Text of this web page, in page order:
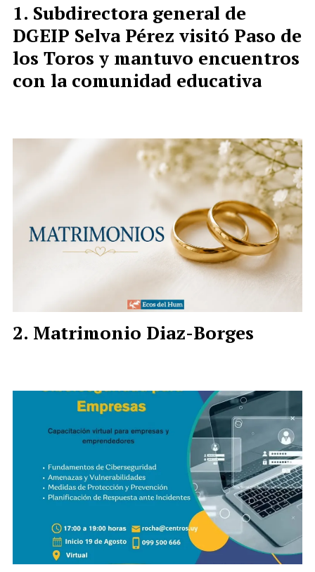
Subdirectora general de
DGEIP Selva Pérez visitó Paso de
los Toros y mantuvo encuentros
con la comunidad educativa
Matrimonio Diaz-Borges